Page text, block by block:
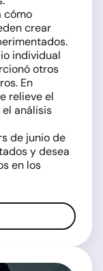
cómo
crear
individual
otros
En
relieve el
análisis
de junio de
y desea
en los